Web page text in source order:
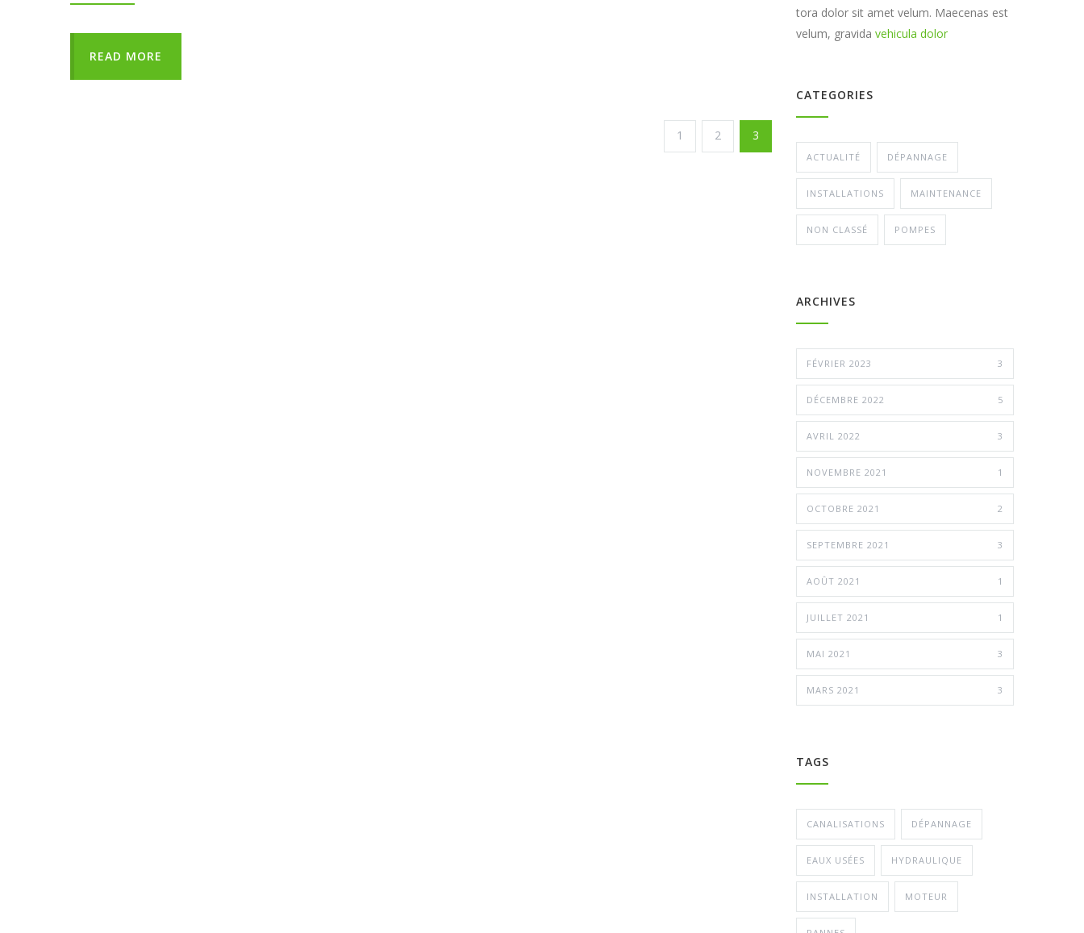
READ MORE
1 2 3
tora dolor sit amet velum. Maecenas est
velum, gravida vehicula dolor
CATEGORIES
ACTUALITÉ DÉPANNAGE
INSTALLATIONS MAINTENANCE
NON CLASSÉ POMPES
ARCHIVES
FÉVRIER 2023 3
DÉCEMBRE 2022 5
AVRIL 2022 3
NOVEMBRE 2021 1
OCTOBRE 2021 2
SEPTEMBRE 2021 3
AOÛT 2021 1
JUILLET 2021 1
MAI 2021 3
MARS 2021 3
TAGS
CANALISATIONS DÉPANNAGE
EAUX USÉES HYDRAULIQUE
INSTALLATION MOTEUR